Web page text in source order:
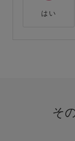
はい
そ